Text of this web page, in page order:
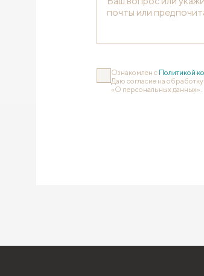
Ознакомлен с Политикой
Даю согласие на
«О персональных данных».